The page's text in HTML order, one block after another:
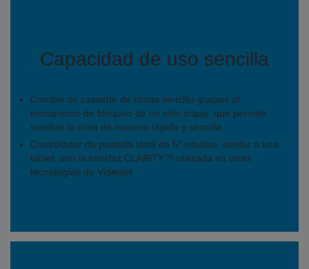
Capacidad de uso sencilla
Cambio de cassette de cintas sencillo gracias al
mecanismo de bloqueo de un solo toque, que permite
sustituir la cinta de manera rápida y sencilla
Controlador de pantalla táctil de 5″ intuitivo, similar a una
tablet, con la interfaz CLARiTY™ utilizada en otras
tecnologías de Videojet